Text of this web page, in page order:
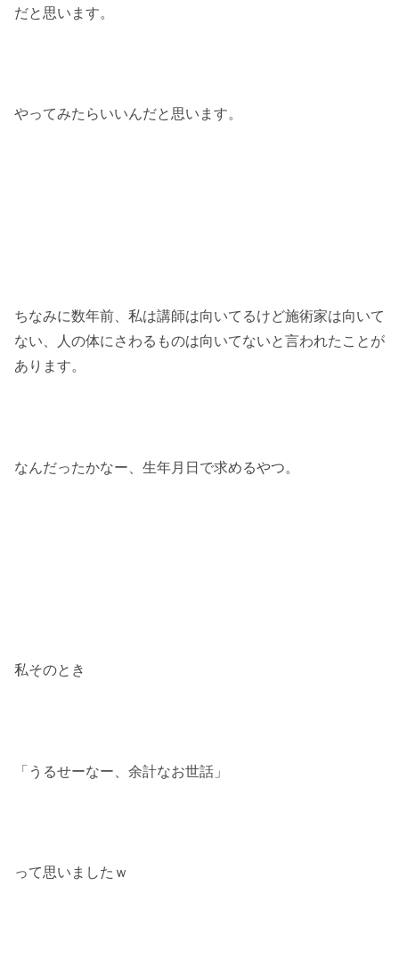
だと思います。
やってみたらいいんだと思います。
ちなみに数年前、私は講師は向いてるけど施術家は向いて
ない、人の体にさわるものは向いてないと言われたことが
あります。
なんだったかなー、生年月日で求めるやつ。
私そのとき
「うるせーなー、余計なお世話」
って思いましたｗ